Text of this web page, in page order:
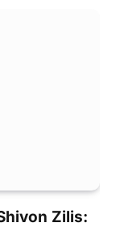
Zilis: